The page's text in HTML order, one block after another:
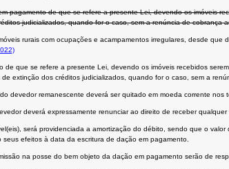
pagamento de que se refere a presente Lei, devendo os imóveis
judicializados, quando for o caso, sem a renúncia de cobrança
rurais com ocupações e acampamentos irregulares, desde
que se refere a presente Lei, devendo os imóveis recebidos
extinção dos créditos judicializados, quando for o caso, sem a
devedor remanescente deverá ser quitado em moeda corrente nos
deverá expressamente renunciar ao direito de receber
será providenciada a amortização do débito, sendo que o
efeitos à data da escritura de dação em pagamento.
na posse do bem objeto da dação em pagamento serão de